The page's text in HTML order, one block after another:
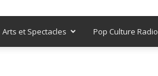
Arts et Spectacles Pop Culture Radio